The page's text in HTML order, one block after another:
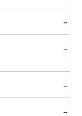
--
--
--
--